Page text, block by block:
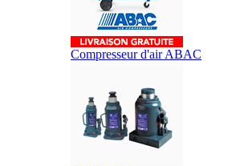
Compresseur d'air ABAC